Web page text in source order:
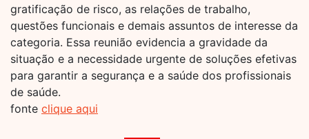
gratificação de risco, as relações de trabalho,
questões funcionais e demais assuntos de interesse da
categoria. Essa reunião evidencia a gravidade da
situação e a necessidade urgente de soluções efetivas
para garantir a segurança e a saúde dos profissionais
de saúde.
fonte clique aqui